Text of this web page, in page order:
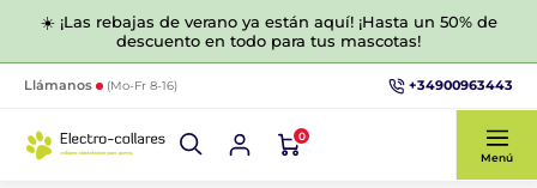
☀️ ¡Las rebajas de verano ya están aquí! ¡Hasta un 50% de
descuento en todo para tus mascotas!
Llámanos (Mo-Fr 8-16) +34900963443
0
Menú